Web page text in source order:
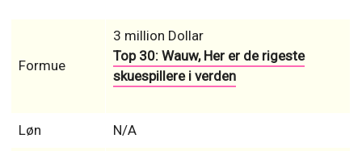
Formue
3 million Dollar
Top 30: Wauw, Her er de rigeste
skuespillere i verden
Løn N/A